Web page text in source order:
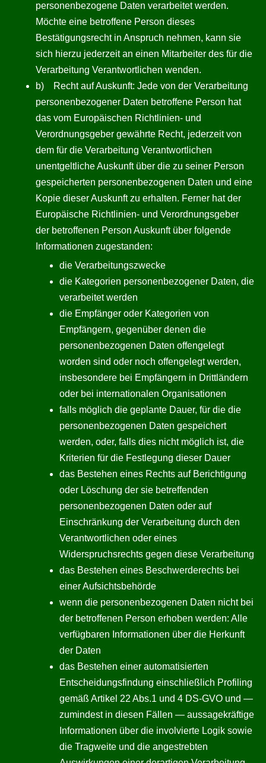
personenbezogene Daten verarbeitet werden.
Möchte eine betroffene Person dieses
Bestätigungsrecht in Anspruch nehmen, kann sie
sich hierzu jederzeit an einen Mitarbeiter des für die
Verarbeitung Verantwortlichen wenden.
b) Recht auf Auskunft: Jede von der Verarbeitung
personenbezogener Daten betroffene Person hat
das vom Europäischen Richtlinien- und
Verordnungsgeber gewährte Recht, jederzeit von
dem für die Verarbeitung Verantwortlichen
unentgeltliche Auskunft über die zu seiner Person
gespeicherten personenbezogenen Daten und eine
Kopie dieser Auskunft zu erhalten. Ferner hat der
Europäische Richtlinien- und Verordnungsgeber
der betroffenen Person Auskunft über folgende
Informationen zugestanden:
die Verarbeitungszwecke
die Kategorien personenbezogener Daten, die
verarbeitet werden
die Empfänger oder Kategorien von
Empfängern, gegenüber denen die
personenbezogenen Daten offengelegt
worden sind oder noch offengelegt werden,
insbesondere bei Empfängern in Drittländern
oder bei internationalen Organisationen
falls möglich die geplante Dauer, für die die
personenbezogenen Daten gespeichert
werden, oder, falls dies nicht möglich ist, die
Kriterien für die Festlegung dieser Dauer
das Bestehen eines Rechts auf Berichtigung
oder Löschung der sie betreffenden
personenbezogenen Daten oder auf
Einschränkung der Verarbeitung durch den
Verantwortlichen oder eines
Widerspruchsrechts gegen diese Verarbeitung
das Bestehen eines Beschwerderechts bei
einer Aufsichtsbehörde
wenn die personenbezogenen Daten nicht bei
der betroffenen Person erhoben werden: Alle
verfügbaren Informationen über die Herkunft
der Daten
das Bestehen einer automatisierten
Entscheidungsfindung einschließlich Profiling
gemäß Artikel 22 Abs.1 und 4 DS-GVO und —
zumindest in diesen Fällen — aussagekräftige
Informationen über die involvierte Logik sowie
die Tragweite und die angestrebten